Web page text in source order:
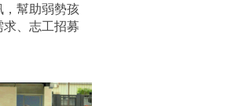
，幫助弱勢孩
、志工招募